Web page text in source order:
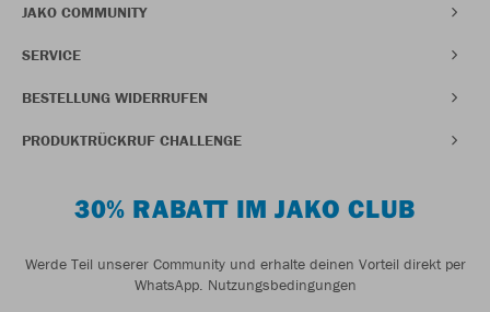
JAKO COMMUNITY
SERVICE
BESTELLUNG WIDERRUFEN
PRODUKTRÜCKRUF CHALLENGE
30% RABATT IM JAKO CLUB
Werde Teil unserer Community und erhalte deinen Vorteil direkt per
WhatsApp. Nutzungsbedingungen